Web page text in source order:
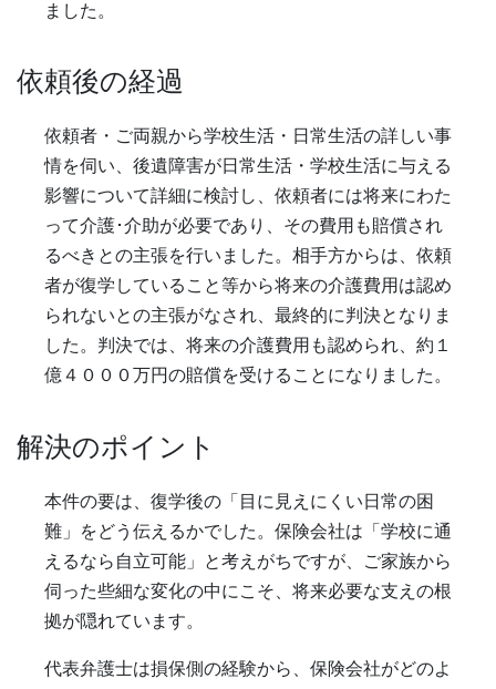
ました。
依頼後の経過
依頼者・ご両親から学校生活・日常生活の詳しい事
情を伺い、後遺障害が日常生活・学校生活に与える
影響について詳細に検討し、依頼者には将来にわた
って介護･介助が必要であり、その費用も賠償され
るべきとの主張を行いました。相手方からは、依頼
者が復学していること等から将来の介護費用は認め
られないとの主張がなされ、最終的に判決となりま
した。判決では、将来の介護費用も認められ、約１
億４０００万円の賠償を受けることになりました。
解決のポイント
本件の要は、復学後の「目に見えにくい日常の困
難」をどう伝えるかでした。保険会社は「学校に通
えるなら自立可能」と考えがちですが、ご家族から
伺った些細な変化の中にこそ、将来必要な支えの根
拠が隠れています。
代表弁護士は損保側の経験から、保険会社がどのよ